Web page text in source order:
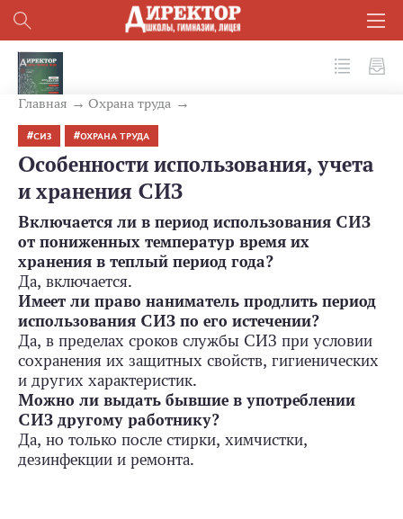
Главная Охрана труда
СИЗ ОХРАНА ТРУДА
Особенности использования, учета
и хранения СИЗ
Включается ли в период использования СИЗ
от пониженных температур время их
хранения в теплый период года?
Да, включается.
Имеет ли право наниматель продлить период
использования СИЗ по его истечении?
Да, в пределах сроков службы СИЗ при условии
сохранения их защитных свойств, гигиенических
и других характеристик.
Можно ли выдать бывшие в употреблении
СИЗ другому работнику?
Да, но только после стирки, химчистки,
дезинфекции и ремонта.